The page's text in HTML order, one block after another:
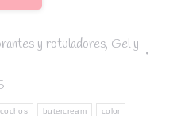
y rotuladores, Gel y
butercream color